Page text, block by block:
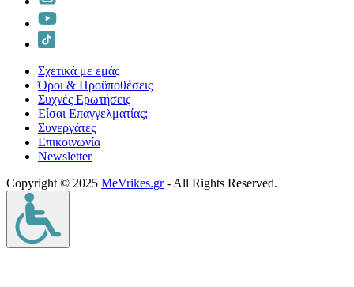
Σχετικά με εμάς
Όροι & Προϋποθέσεις
Συχνές Ερωτήσεις
Είσαι Επαγγελματίας;
Συνεργάτες
Επικοινωνία
Νewsletter
Copyright © 2025 MeVrikes.gr- All Rights Reserved.